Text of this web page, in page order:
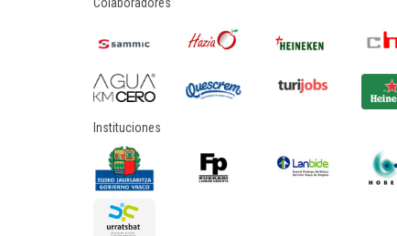
Colaboradores
Instituciones